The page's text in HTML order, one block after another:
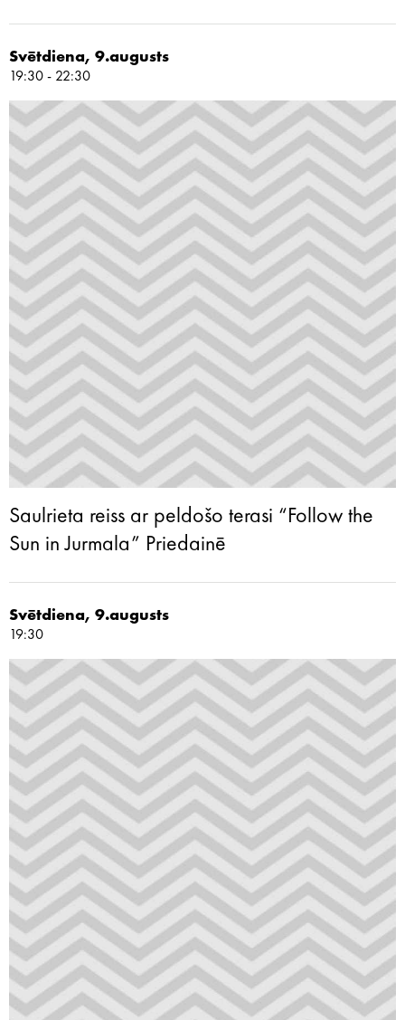
Svētdiena, 9.augusts
19:30 - 22:30
Saulrieta reiss ar peldošo terasi “Follow the
Sun in Jurmala” Priedainē
Svētdiena, 9.augusts
19:30